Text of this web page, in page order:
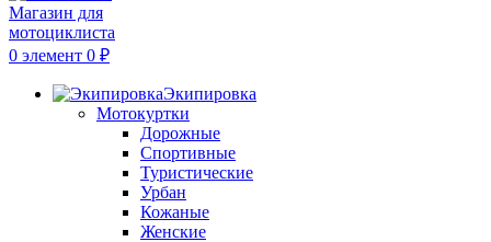
0 элемент 0 ₽
Экипировка
Мотокуртки
Дорожные
Спортивные
Туристические
Урбан
Кожаные
Женские